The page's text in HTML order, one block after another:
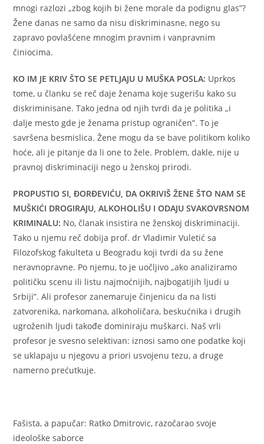
mnogi razlozi „zbog kojih bi žene morale da podignu glas”?
Žene danas ne samo da nisu diskriminasne, nego su
zapravo povlašćene mnogim pravnim i vanpravnim
činiocima.
KO IM JE KRIV ŠTO SE PETLJAJU U MUŠKA POSLA: Uprkos
tome, u članku se reč daje ženama koje sugerišu kako su
diskriminisane. Tako jedna od njih tvrdi da je politika „i
dalje mesto gde je ženama pristup ograničen”. To je
savršena besmislica. Žene mogu da se bave politikom koliko
hoće, ali je pitanje da li one to žele. Problem, dakle, nije u
pravnoj diskriminaciji nego u ženskoj prirodi.
PROPUSTIO SI, ĐORĐEVIĆU, DA OKRIVIŠ ŽENE ŠTO NAM SE
MUŠKIĆI DROGIRAJU, ALKOHOLIŠU I ODAJU SVAKOVRSNOM
KRIMINALU: No, članak insistira ne ženskoj diskriminaciji.
Tako u njemu reč dobija prof. dr Vladimir Vuletić sa
Filozofskog fakulteta u Beogradu koji tvrdi da su žene
neravnopravne. Po njemu, to je uočljivo „ako analiziramo
političku scenu ili listu najmoćnijih, najbogatijih ljudi u
Srbiji”. Ali profesor zanemaruje činjenicu da na listi
zatvorenika, narkomana, alkoholičara, beskućnika i drugih
ugroženih ljudi takođe dominiraju muškarci. Naš vrli
profesor je svesno selektivan: iznosi samo one podatke koji
se uklapaju u njegovu a priori usvojenu tezu, a druge
namerno prećutkuje.
Fašista, a papučar: Ratko Dmitrovic, razočarao svoje
ideološke saborce